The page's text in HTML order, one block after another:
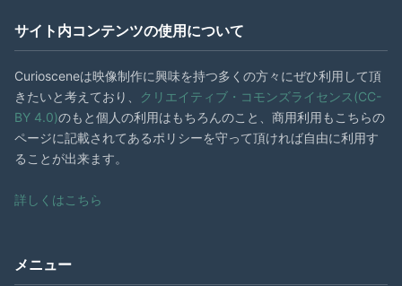
サイト内コンテンツの使用について
Curiosceneは映像制作に興味を持つ多くの方々にぜひ利用して頂
きたいと考えており、
クリエイティブ・コモンズライセンス(CC-
BY 4.0)のもと個人の利用はもちろんのこと、商用利用もこちらの
ページに記載されてあるポリシーを守って頂ければ自由に利用す
ることが出来ます。
詳しくはこちら
メニュー